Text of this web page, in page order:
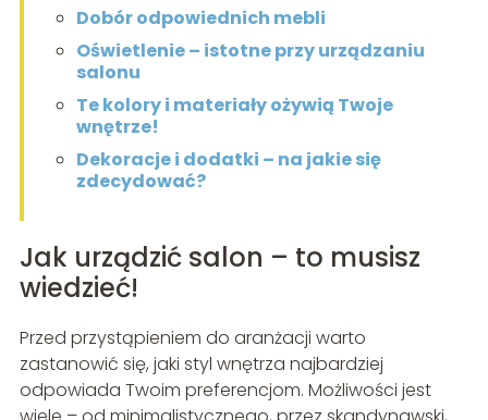
Dobór odpowiednich mebli
Oświetlenie – istotne przy urządzaniu
salonu
Te kolory i materiały ożywią Twoje
wnętrze!
Dekoracje i dodatki – na jakie się
zdecydować?
Jak urządzić salon – to musisz
wiedzieć!
Przed przystąpieniem do aranżacji warto
zastanowić się, jaki styl wnętrza najbardziej
odpowiada Twoim preferencjom. Możliwości jest